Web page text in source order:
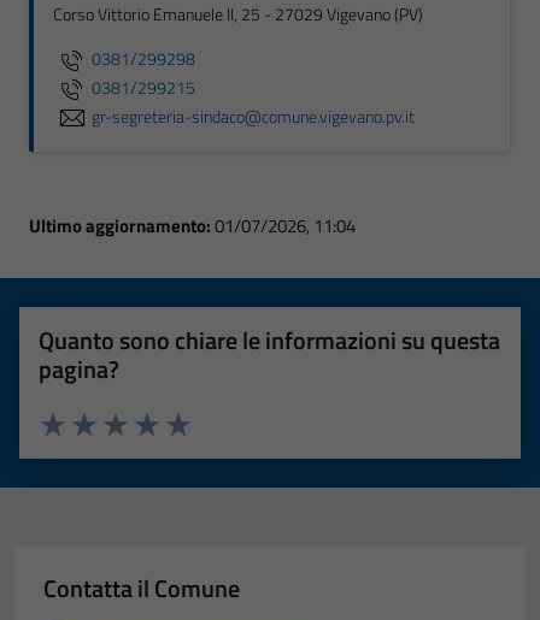
Corso Vittorio Emanuele II, 25 - 27029 Vigevano (PV)
0381/299298
0381/299215
gr-segreteria-sindaco@comune.vigevano.pv.it
Ultimo aggiornamento:01/07/2026, 11:04
Quanto sono chiare le informazioni su questa
pagina?
Valuta 5 stelle su 5
Valuta 4 stelle su 5
Valuta 3 stelle su 5
Valuta 2 stelle su 5
Valuta 1 stelle su 5
Contatta il Comune